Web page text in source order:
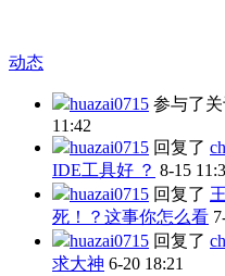
动态
huazai0715 参与了
11:42
huazai0715 回复了
IDE工具好 ？ 8-15
huazai0715 回复了
死！？这事你怎么看
huazai0715 回复了
求大神 6-20 18:21